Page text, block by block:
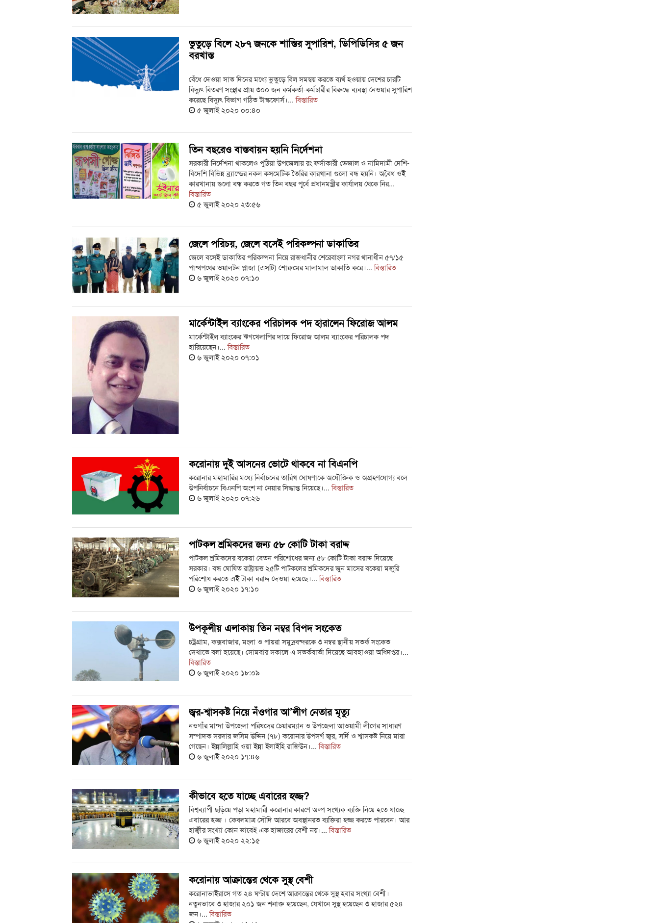
ভুতুড়ে বিলে ২৮৭ জনকে শাস্তির সুপারিশ, ডিপিডিসির ৫ জন
বরখাস্ত
বেঁধে দেওয়া সাত দিনের মধ্যে ভুতুড়ে বিল সমন্বয় করতে ব্যর্থ হওয়ায় দেশের চারটি
বিদ্যুৎ বিতরণ সংস্থার প্রায় ৩০০ জন কর্মকর্তা-কর্মচারীর বিরুদ্ধে ব্যবস্থা নেওয়ার সুপারিশ
করেছে বিদ্যুৎ বিভাগ গঠিত টাস্কফোর্স।...বিস্তারিত
৫ জুলাই ২০২০ ০০:৪০
তিন বছরেও বাস্তবায়ন হয়নি নির্দেশনা
সরকারী নির্দেশনা থাকলেও পুঠিয়া উপজেলায় রং ফর্সাকারী ভেজাল ও নামিদামী দেশি-
বিদেশি বিভিন্ন ব্র্যান্ডের নকল কসমেটিক তৈরির কারখানা গুলো বন্ধ হয়নি। অবৈধ ওই
কারখানায় গুলো বন্ধ করতে গত তিন বছর পূর্বে প্রধানমন্ত্রীর কার্যালয় থেকে নির...
বিস্তারিত
৫ জুলাই ২০২০ ২৩:৫৬
জেলে পরিচয়, জেলে বসেই পরিকল্পনা ডাকাতির
জেলে বসেই ডাকাতির পরিকল্পনা নিয়ে রাজধানীর শেরেবাংলা নগর থানাধীন ৫৭/১৫
পান্থপথের ওয়ালটন প্লাজা (এসটি) শোরুমের মালামাল ডাকাতি করে।...বিস্তারিত
৬ জুলাই ২০২০ ০৭:১০
মার্কেন্টাইল ব্যাংকের পরিচালক পদ হারালেন ফিরোজ আলম
মার্কেন্টাইল ব্যাংকের ঋণখেলাপির দায়ে ফিরোজ আলম ব্যাংকের পরিচালক পদ
হারিয়েছেন।...বিস্তারিত
৬ জুলাই ২০২০ ০৭:০১
করোনায় দুই আসনের ভোটে থাকবে না বিএনপি
করোনার মহামারির মধ্যে নির্বাচনের তারিখ ঘোষণাকে অযৌক্তিক ও অগ্রহণযোগ্য বলে
উপনির্বাচনে বিএনপি অংশ না নেয়ার সিদ্ধান্ত নিয়েছে।...বিস্তারিত
৬ জুলাই ২০২০ ০৭:২৬
পাটকল শ্রমিকদের জন্য ৫৮ কোটি টাকা বরাদ্দ
পাটকল শ্রমিকদের বকেয়া বেতন পরিশোধের জন্য ৫৮ কোটি টাকা বরাদ্দ দিয়েছে
সরকার। বন্ধ ঘোষিত রাষ্ট্রায়ত্ত ২৫টি পাটকলের শ্রমিকদের জুন মাসের বকেয়া মজুরি
পরিশোধ করতে এই টাকা বরাদ্দ দেওয়া হয়েছে।...বিস্তারিত
৬ জুলাই ২০২০ ১৭:১০
উপকূলীয় এলাকায় তিন নম্বর বিপদ সংকেত
চট্রগ্রাম, কক্সবাজার, মংলা ও পায়রা সমুদ্রবন্দরকে ৩ নম্বর স্থানীয় সতর্ক সংকেত
দেখাতে বলা হয়েছে। সোমবার সকালে এ সতর্কবার্তা দিয়েছে আবহাওয়া অধিদপ্তর।...
বিস্তারিত
৬ জুলাই ২০২০ ১৮:০৯
জ্বর-শ্বাসকষ্ট নিয়ে নঁওগার আ’লীগ নেতার মৃত্যু
নওগাঁর মান্দা উপজেলা পরিষদের চেয়ারম্যান ও উপজেলা আওয়ামী লীগের সাধারণ
সম্পাদক সরদার জসিম উদ্দিন (৭৮) করোনার উপসর্গ জ্বর, সর্দি ও শ্বাসকষ্ট নিয়ে মারা
গেছেন। ইন্নালিল্লাহি ওয়া ইন্না ইলাইহি রাজিউন।...বিস্তারিত
৬ জুলাই ২০২০ ১৭:৪৬
কীভাবে হতে যাচ্ছে এবারের হজ্জ?
বিশ্বব্যাপী ছড়িয়ে পড়া মহামারী করোনার কারণে অল্প সংখ্যক ব্যক্তি নিয়ে হতে যাচ্ছে
এবারের হজ্জ । কেবলমাত্র সৌদি আরবে অবস্থানরত ব্যক্তিরা হজ্জ করতে পারবেন। আর
হাজ্বীর সংখ্যা কোন ভাবেই এক হাজারের বেশী নয়।...বিস্তারিত
৬ জুলাই ২০২০ ২২:১৫
করোনায় আক্রান্তের থেকে সুস্থ বেশী
করোনাভাইরাসে গত ২৪ ঘণ্টায় দেশে আক্রান্তের থেকে সুস্থ হবার সংখ্যা বেশী।
নতুনভাবে ৩ হাজার ২০১ জন শনাক্ত হয়েছেন, যেখানে সুস্থ হয়েছেন ৩ হাজার ৫২৪
জন।...বিস্তারিত